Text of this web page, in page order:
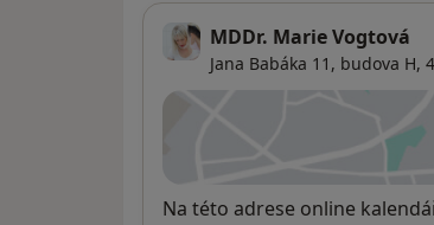
MDDr. Marie Vogtová
Jana Babáka 11, budova H,
Dostupnost
Na této adrese online